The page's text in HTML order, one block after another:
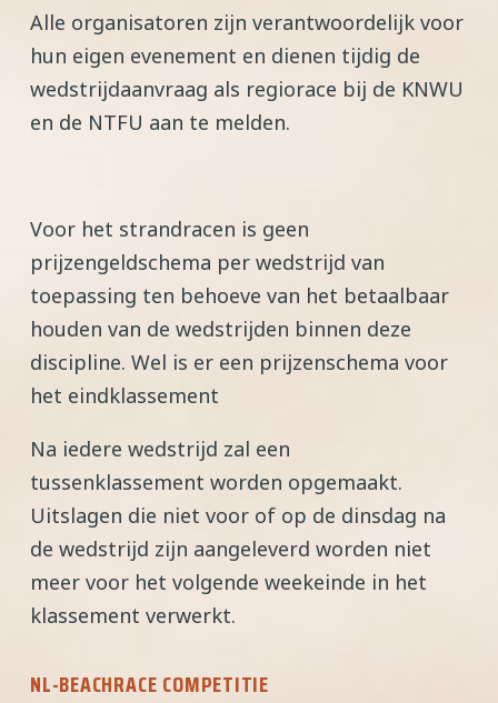
Alle organisatoren zijn verantwoordelijk voor
hun eigen evenement en dienen tijdig de
wedstrijdaanvraag als regiorace bij de KNWU
en de NTFU aan te melden.
Voor het strandracen is geen
prijzengeldschema per wedstrijd van
toepassing ten behoeve van het betaalbaar
houden van de wedstrijden binnen deze
discipline. Wel is er een prijzenschema voor
het eindklassement
Na iedere wedstrijd zal een
tussenklassement worden opgemaakt.
Uitslagen die niet voor of op de dinsdag na
de wedstrijd zijn aangeleverd worden niet
meer voor het volgende weekeinde in het
klassement verwerkt.
NL-BEACHRACE COMPETITIE